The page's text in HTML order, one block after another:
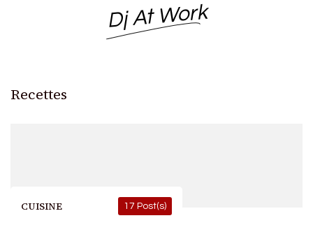
Dj At Work
Recettes
CUISINE 17 Post(s)